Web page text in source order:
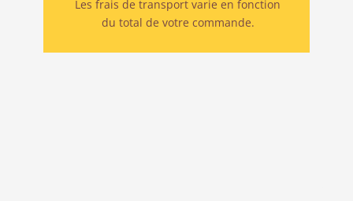
Les frais de transport varie en fonction
du total de votre commande.